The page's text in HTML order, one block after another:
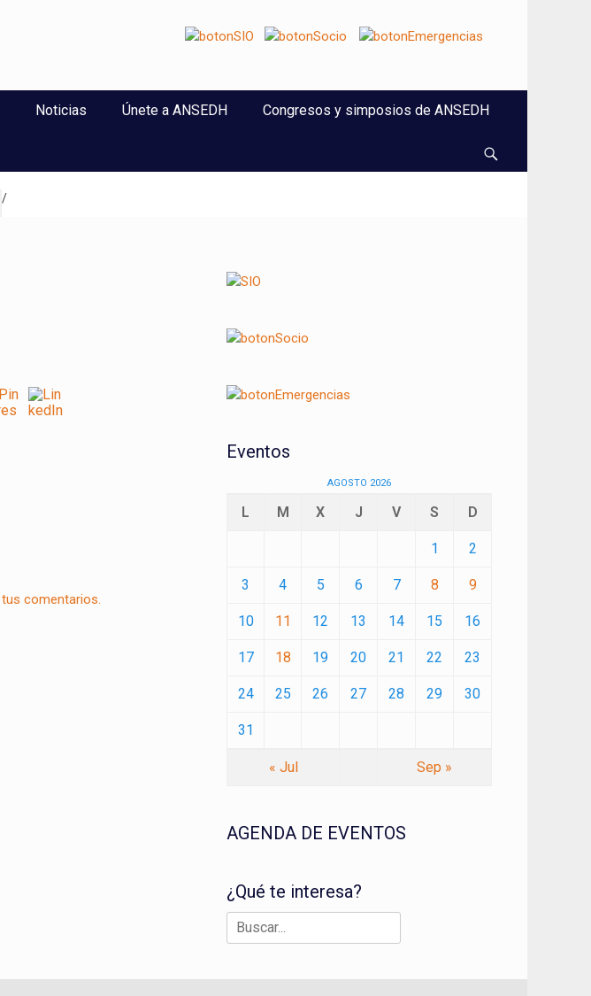
Noticias Únete a ANSEDH Congresos y simposios de ANSEDH
/
comentarios.
Eventos
AGOSTO 2026
L M X J V S D
1 2
3 4 5 6 7 8 9
10 11 12 13 14 15 16
17 18 19 20 21 22 23
24 25 26 27 28 29 30
31
« Jul Sep »
AGENDA DE EVENTOS
¿Qué te interesa?
Buscar: